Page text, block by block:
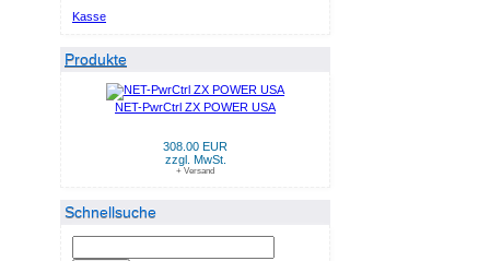
Kasse
Produkte
NET-PwrCtrl ZX POWER USA
308.00 EUR
zzgl. MwSt.
+ Versand
Schnellsuche